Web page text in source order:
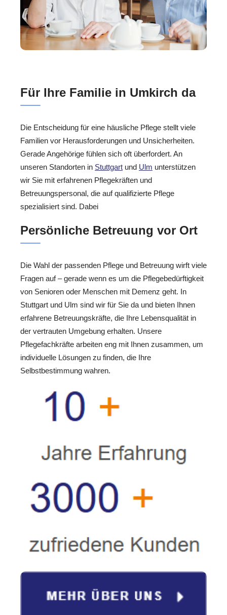
Für Ihre Familie in Umkirch da
Die Entscheidung für eine häusliche Pflege stellt viele
Familien vor Herausforderungen und Unsicherheiten.
Gerade Angehörige fühlen sich oft überfordert. An
unseren Standorten in Stuttgart und Ulm unterstützen
wir Sie mit erfahrenen Pflegekräften und
Betreuungspersonal, die auf qualifizierte Pflege
spezialisiert sind. Dabei
Persönliche Betreuung vor Ort
Die Wahl der passenden Pflege und Betreuung wirft viele
Fragen auf – gerade wenn es um die Pflegebedürftigkeit
von Senioren oder Menschen mit Demenz geht. In
Stuttgart und Ulm sind wir für Sie da und bieten Ihnen
erfahrene Betreuungskräfte, die Ihre Lebensqualität in
der vertrauten Umgebung erhalten. Unsere
Pflegefachkräfte arbeiten eng mit Ihnen zusammen, um
individuelle Lösungen zu finden, die Ihre
Selbstbestimmung wahren.